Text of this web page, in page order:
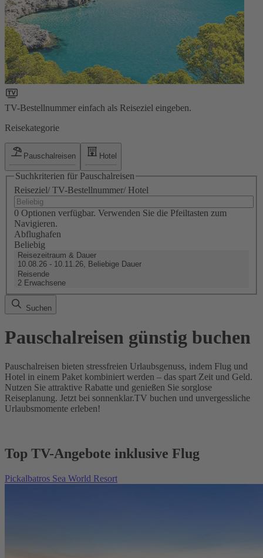
TV-Bestellnummer einfach als Reiseziel eingeben.
Reisekategorie
Pauschalreisen Hotel
Suchkriterien für Pauschalreisen
Reiseziel/ TV-Bestellnummer/ Hotel
0 Optionen verfügbar. Verwenden Sie die Pfeiltasten zum
Navigieren.
Abflughafen
Beliebig
Reisezeitraum & Dauer
10.08.26 - 10.11.26, Beliebige Dauer
Reisende
2 Erwachsene
Suchen
Pauschalreisen günstig buchen
Pauschalreisen bieten stressfreien Urlaubsgenuss, indem Flug und
Hotel in einem Paket kombiniert werden – das spart Zeit und Geld.
Nutzen Sie attraktive Rabatte und genießen Sie sorglose
Reiseplanung. Jetzt bei sonnenklar.TV buchen und unvergessliche
Urlaubsmomente erleben!
Top TV-Angebote inklusive Flug
Pickalbatros Sea World Resort